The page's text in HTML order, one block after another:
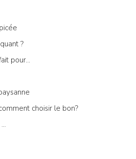
?
pour...
choisir le bon?